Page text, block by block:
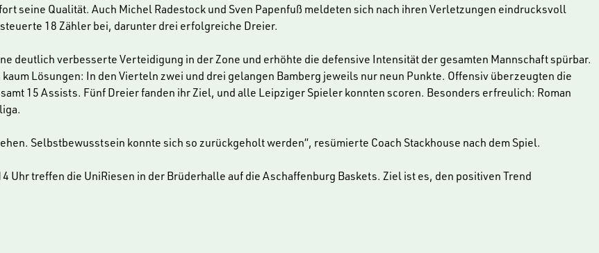
seine Qualität. Auch Michel Radestock und Sven Papenfuß meldeten sich nach ihren Verletzungen eindrucksvoll
18 Zähler bei, darunter drei erfolgreiche Dreier.
deutlich verbesserte Verteidigung in der Zone und erhöhte die defensive Intensität der gesamten Mannschaft spürbar.
Lösungen: In den Vierteln zwei und drei gelangen Bamberg jeweils nur neun Punkte. Offensiv überzeugten die
15 Assists. Fünf Dreier fanden ihr Ziel, und alle Leipziger Spieler konnten scoren. Besonders erfreulich: Roman
Selbstbewusstsein konnte sich so zurückgeholt werden“, resümierte Coach Stackhouse nach dem Spiel.
Uhr treffen die UniRiesen in der Brüderhalle auf die Aschaffenburg Baskets. Ziel ist es, den positiven Trend